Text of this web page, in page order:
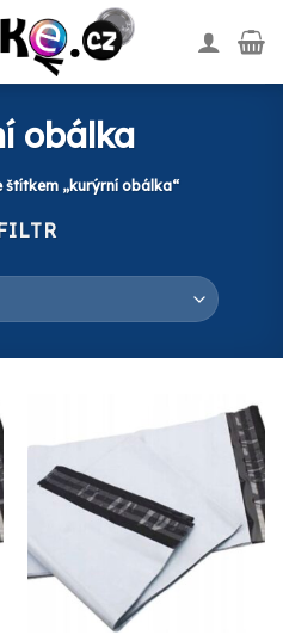
obálka
štítkem „kurýrní obálka“